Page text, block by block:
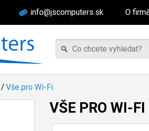
info@jscomputers.sk O
/ Vše pro Wi-Fi
VŠE PRO WI-FI